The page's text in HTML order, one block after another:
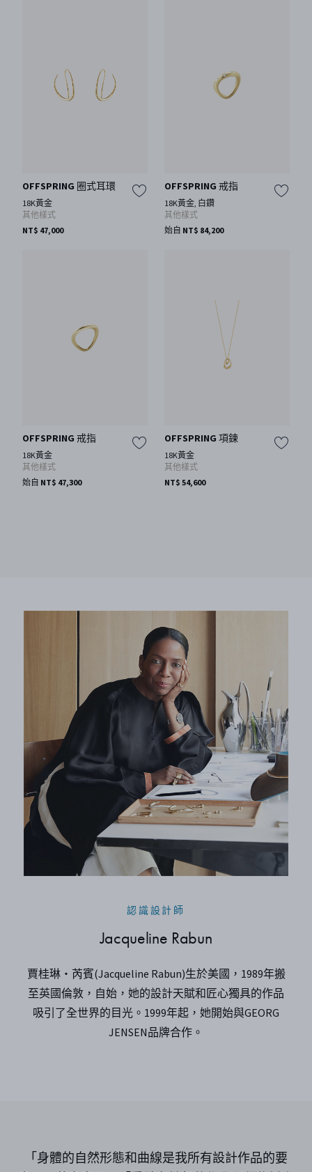
OFFSPRING 圈式耳環
18K黃金
其他樣式
NT$ 47,000
OFFSPRING 戒指
18K黃金, 白鑽
其他樣式
始自 NT$ 84,200
OFFSPRING 戒指
18K黃金
其他樣式
始自 NT$ 47,300
OFFSPRING 項鍊
18K黃金
其他樣式
NT$ 54,600
認識設計師
Jacqueline Rabun
賈桂琳‧芮賓(Jacqueline Rabun)生於美國，1989年搬
至英國倫敦，自始，她的設計天賦和匠心獨具的作品
吸引了全世界的目光。1999年起，她開始與GEORG
JENSEN品牌合作。
「身體的自然形態和曲線是我所有設計作品的要